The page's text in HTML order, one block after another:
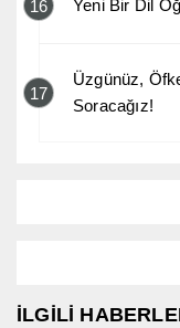
16 Yeni Bir Dil
17
Üzgünüz,
Soracağız!
İLGİLİ